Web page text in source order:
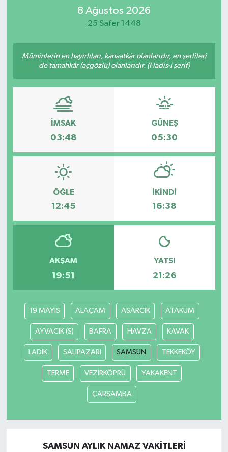
8 Ağustos 2026
25 Safer 1448
Müminlerin en hayırlıları, kanaatkâr olanlarıdır, en şerlileri
de tamahkâr (açgözlü) olanlarıdır. (Hadis-i şerif)
İMSAK
03:48
GÜNEŞ
05:30
ÖĞLE
12:45
İKINDI
16:38
AKŞAM
19:51
YATSI
21:26
19 MAYIS ALAÇAM ASARCIK ATAKUM
AYVACIK (S) BAFRA HAVZA KAVAK
LADİK SALIPAZARI SAMSUN TEKKEKÖY
TERME VEZİRKÖPRÜ YAKAKENT
ÇARŞAMBA
SAMSUN AYLIK NAMAZ VAKITLERI